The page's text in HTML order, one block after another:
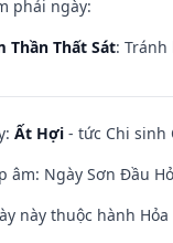
phải ngày:
Thần Thất Sát:
Ất Hợi - tức Chi sinh
âm: Ngày Sơn Đầu
này thuộc hành